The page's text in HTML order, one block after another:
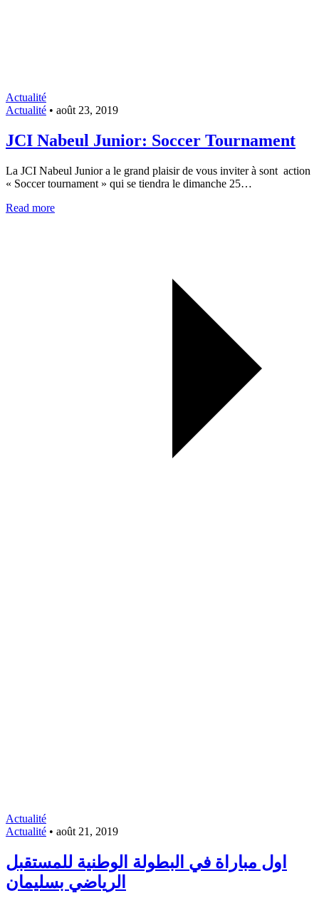
Actualité
Actualité • août 23, 2019
JCI Nabeul Junior: Soccer Tournament
La JCI Nabeul Junior a le grand plaisir de vous inviter à sont action
« Soccer tournament » qui se tiendra le dimanche 25…
Read more
Actualité
Actualité • août 21, 2019
اول مباراة في البطولة الوطنية للمستقبل
الرياضي بسليمان